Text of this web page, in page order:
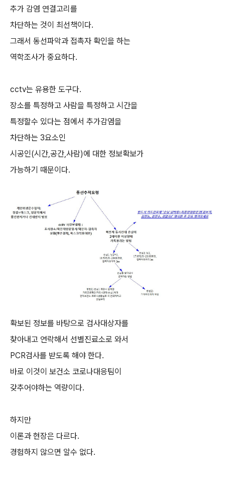
추가 감염 연결고리를
차단하는 것이 최선책이다.
그래서 동선파악과 접촉자 확인을 하는
역학조사가 중요하다.
cctv는 유용한 도구다.
장소를 특정하고 사람을 특정하고 시간을
특정할수 있다는 점에서 추가감염을
차단하는 3요소인
시공인(시간,공간,사람)에 대한 정보확보가
가능하기 때문이다.
확보된 정보를 바탕으로 검사대상자를
찾아내고 연락해서 선별진료소로 와서
PCR검사를 받도록 해야 한다.
바로 이것이 보건소 코로나대응팀이
갖추어야하는 역량이다.
하지만
이론과 현장은 다르다.
경험하지 않으면 알수 없다.